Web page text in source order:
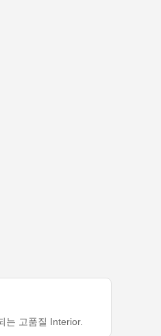
는 고품질 Interior.